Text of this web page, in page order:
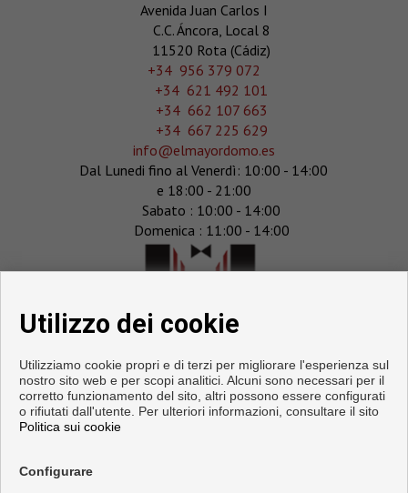
Avenida Juan Carlos I
C.C. Áncora, Local 8
11520 Rota (Cádiz)
‎+34 956 379 072
+34 621 492 101
+34 662 107 663
+34 667 225 629
info@elmayordomo.es
Dal Lunedi fino al Venerdì: 10:00 - 14:00
e 18:00 - 21:00
Sabato : 10:00 - 14:00
Domenica : 11:00 - 14:00
Utilizzo dei cookie
Utilizziamo cookie propri e di terzi per migliorare l'esperienza sul
nostro sito web e per scopi analitici. Alcuni sono necessari per il
corretto funzionamento del sito, altri possono essere configurati
o rifiutati dall'utente. Per ulteriori informazioni, consultare il sito
Politica sui cookie
Configurare